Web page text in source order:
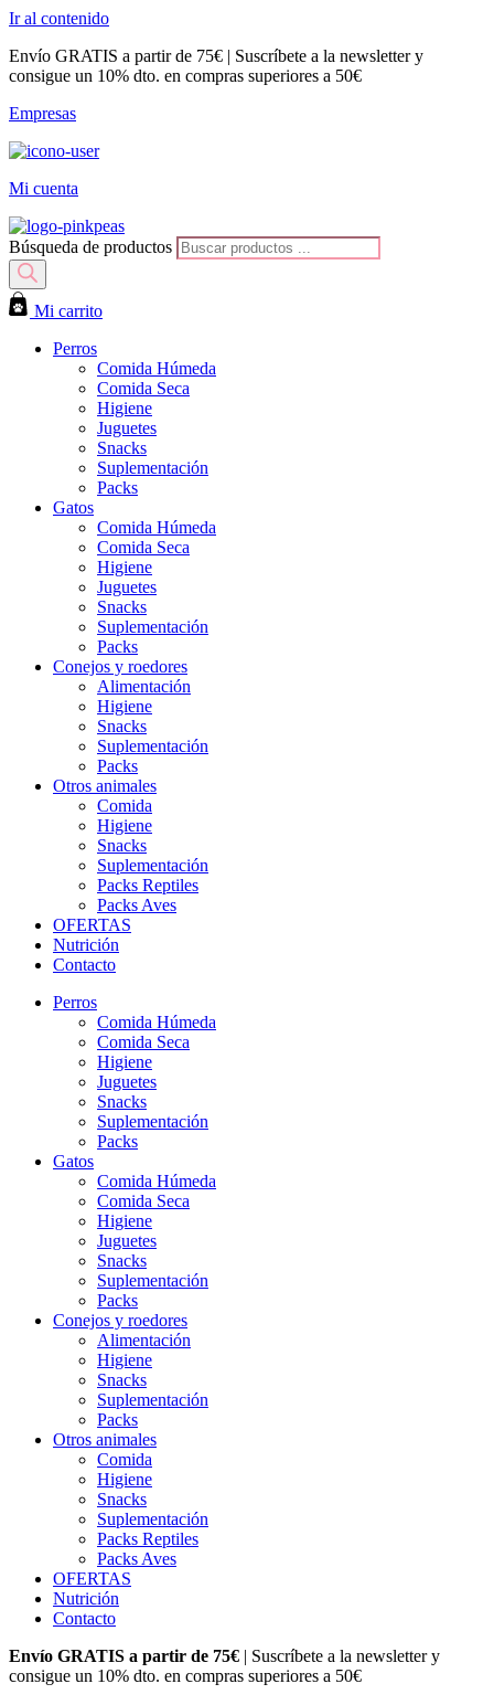
Ir al contenido
Envío GRATIS a partir de 75€ | Suscríbete a la newsletter y
consigue un 10% dto. en compras superiores a 50€
Empresas
Mi cuenta
Búsqueda de productos
Mi carrito
Perros
Comida Húmeda
Comida Seca
Higiene
Juguetes
Snacks
Suplementación
Packs
Gatos
Comida Húmeda
Comida Seca
Higiene
Juguetes
Snacks
Suplementación
Packs
Conejos y roedores
Alimentación
Higiene
Snacks
Suplementación
Packs
Otros animales
Comida
Higiene
Snacks
Suplementación
Packs Reptiles
Packs Aves
OFERTAS
Nutrición
Contacto
Perros
Comida Húmeda
Comida Seca
Higiene
Juguetes
Snacks
Suplementación
Packs
Gatos
Comida Húmeda
Comida Seca
Higiene
Juguetes
Snacks
Suplementación
Packs
Conejos y roedores
Alimentación
Higiene
Snacks
Suplementación
Packs
Otros animales
Comida
Higiene
Snacks
Suplementación
Packs Reptiles
Packs Aves
OFERTAS
Nutrición
Contacto
Envío GRATIS a partir de 75€ | Suscríbete a la newsletter y
consigue un 10% dto. en compras superiores a 50€